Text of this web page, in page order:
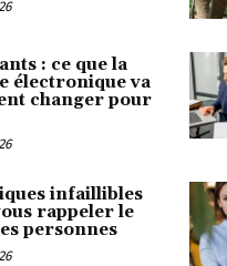
: ce que la
électronique va
changer pour
infaillibles
rappeler le
personnes